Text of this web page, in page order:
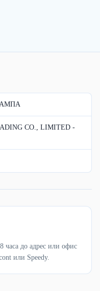
CO., LIMITED -
часа до адрес или офис
или Speedy.